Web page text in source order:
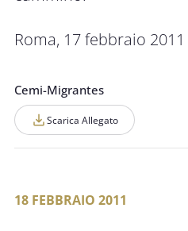
Roma, 17 febbraio 2011
Cemi-Migrantes
Scarica Allegato
18 FEBBRAIO 2011